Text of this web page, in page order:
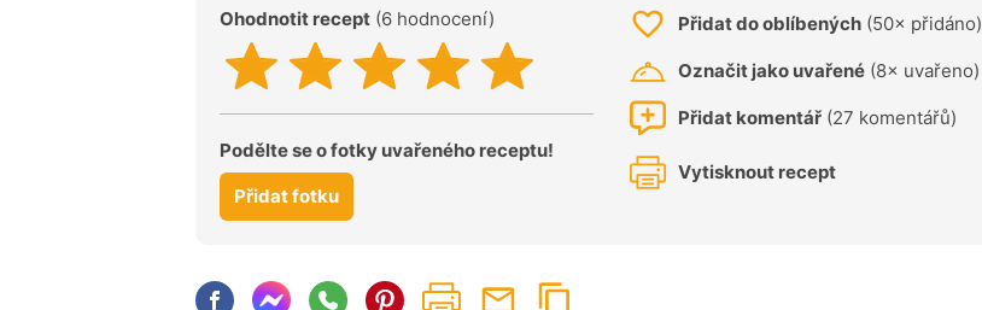
Ohodnotit recept (6 hodnocení)
Podělte se o fotky uvařeného receptu!
Přidat fotku
Přidat do oblíbených (50× přidáno)
Označit jako uvařené (8× uvařeno)
Přidat komentář (27 komentářů)
Vytisknout recept